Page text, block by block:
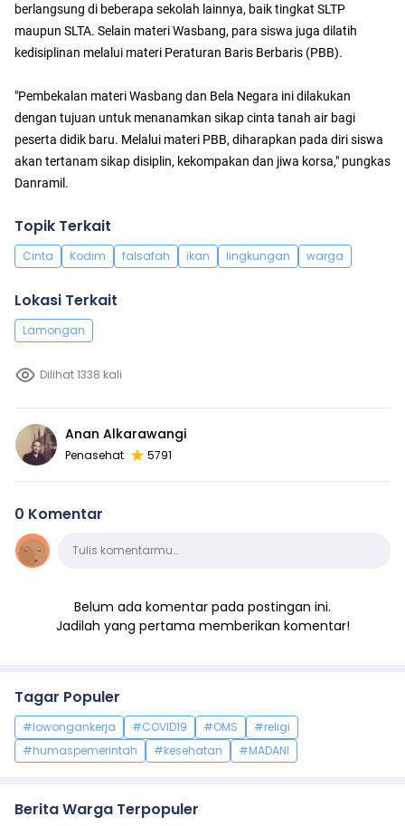
berlangsung di beberapa sekolah lainnya, baik tingkat SLTP
maupun SLTA. Selain materi Wasbang, para siswa juga dilatih
kedisiplinan melalui materi Peraturan Baris Berbaris (PBB).
"Pembekalan materi Wasbang dan Bela Negara ini dilakukan
dengan tujuan untuk menanamkan sikap cinta tanah air bagi
peserta didik baru. Melalui materi PBB, diharapkan pada diri siswa
akan tertanam sikap disiplin, kekompakan dan jiwa korsa," pungkas
Danramil.
Topik Terkait
Cinta Kodim falsafah ikan lingkungan warga
Lokasi Terkait
Lamongan
Dilihat 1338 kali
Anan Alkarawangi
Penasehat 5791
0 Komentar
KomentarTulis komentarmu…
Belum ada komentar pada postingan ini.
Jadilah yang pertama memberikan komentar!
Tagar Populer
#lowongankerja #COVID19 #OMS
#religi
#humaspemerintah
#kesehatan #MADANI
Berita Warga Terpopuler